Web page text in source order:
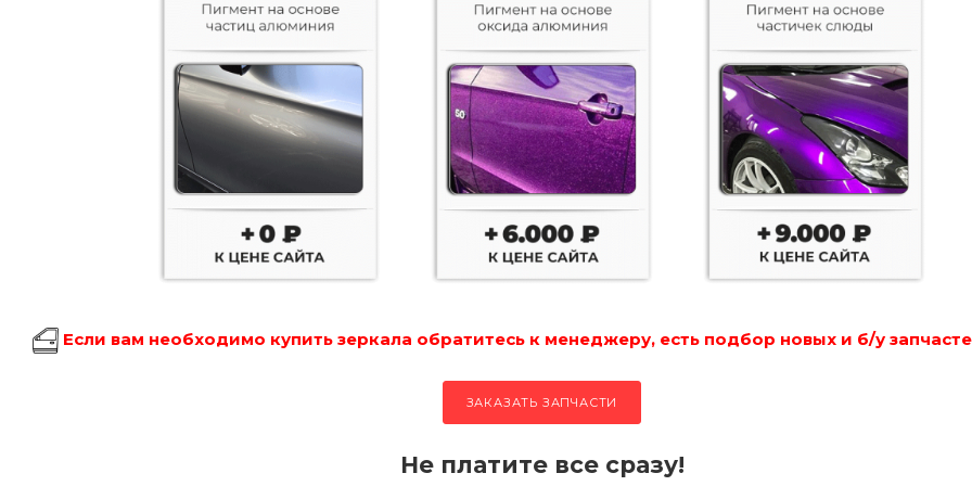
Если вам необходимо купить зеркала обратитесь к менеджеру, есть подбор новых и б/у
ЗАКАЗАТЬ ЗАПЧАСТИ
Не платите все сразу!